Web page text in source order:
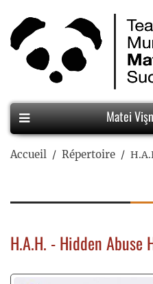
Matei
Accueil Répertoire
H.A.H. - Hidden Abuse